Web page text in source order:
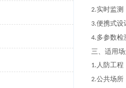
2.实时监测
3.便携式设
4.多参数检
三、适用
1. 人防工
2.公共场所